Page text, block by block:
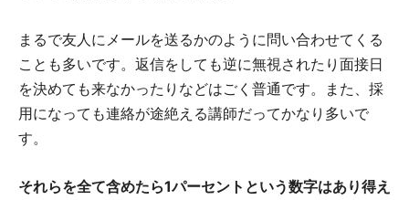
まるで友人にメールを送るかのように問い合わせてくる
ことも多いです。返信をしても逆に無視されたり面接日
を決めても来なかったりなどはごく普通です。また、採
用になっても連絡が途絶える講師だってかなり多いで
す。
それらを全て含めたら1パーセントという数字はあり得え